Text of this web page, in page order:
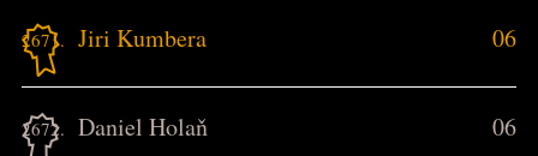
2671. Jiri Kumbera 06
2672. Daniel Holaň 06